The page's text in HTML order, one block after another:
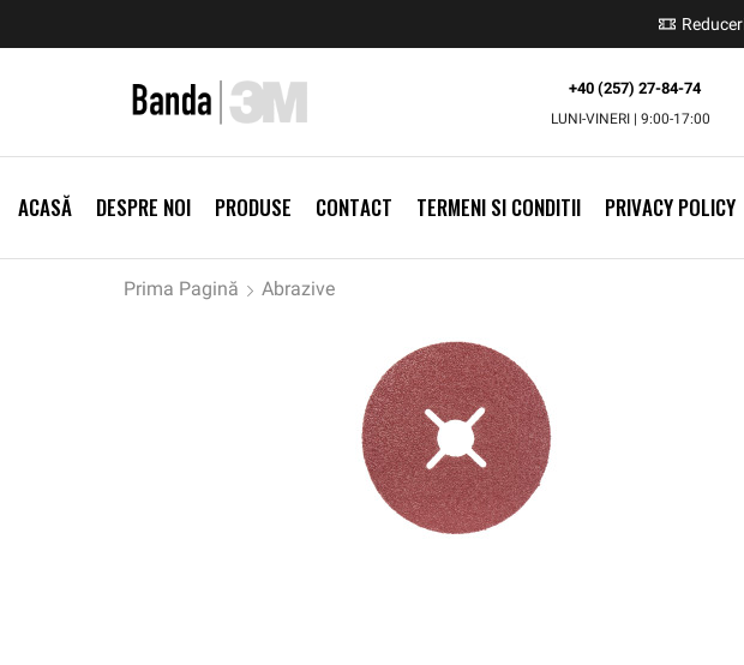
+40 (257) 27-84-74
LUNI-VINERI | 9:00-17:00
ACASĂ DESPRE NOI PRODUSE CONTACT TERMENI SI CONDITII PRIVACY POLICY
Prima Pagină Abrazive